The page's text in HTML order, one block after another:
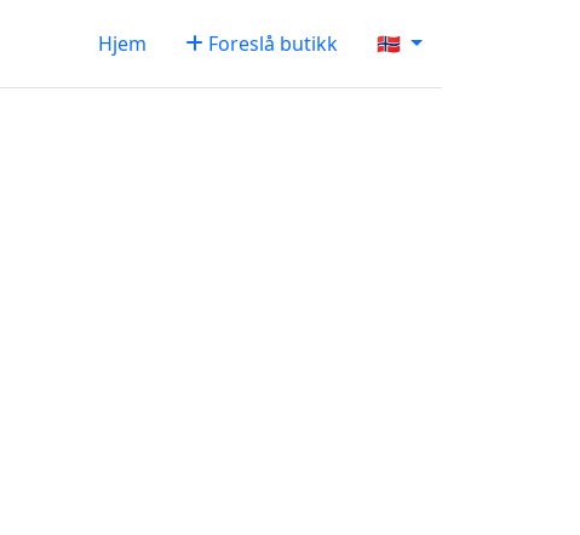
Hjem Foreslå butikk 🇳🇴